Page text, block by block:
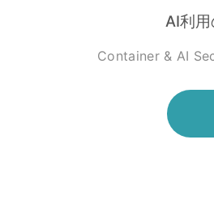
AI利
Container & AI